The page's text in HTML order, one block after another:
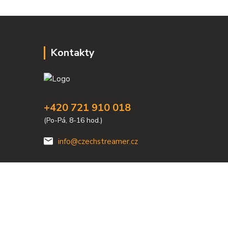
Kontakty
+420 721 910 018
(Po-Pá, 8-16 hod.)
info@czechstreamer.cz